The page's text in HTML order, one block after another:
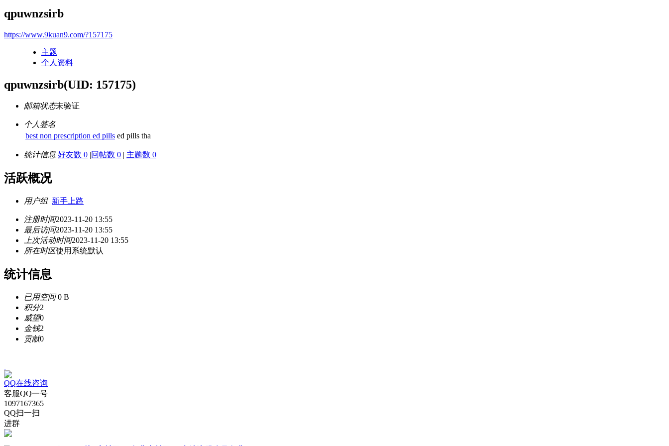
qpuwnzsirb
https://www.9kuan9.com/?157175
主题
个人资料
qpuwnzsirb(UID: 157175)
邮箱状态未验证
个人签名
best non prescription ed pills ed pills tha
统计信息 好友数 0 |回帖数 0 | 主题数 0
活跃概况
用户组 新手上路
注册时间2023-11-20 13:55
最后访问2023-11-20 13:55
上次活动时间2023-11-20 13:55
所在时区使用系统默认
统计信息
已用空间0 B
积分2
威望0
金钱2
贡献0
QQ在线咨询
客服QQ一号
1097167365
QQ扫一扫
进群